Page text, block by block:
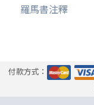
羅馬書注釋
付款方式：